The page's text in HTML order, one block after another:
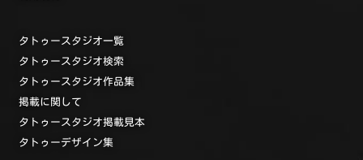
タトゥースタジオ一覧
タトゥースタジオ検索
タトゥースタジオ作品集
掲載に関して
タトゥースタジオ掲載見本
タトゥーデザイン集